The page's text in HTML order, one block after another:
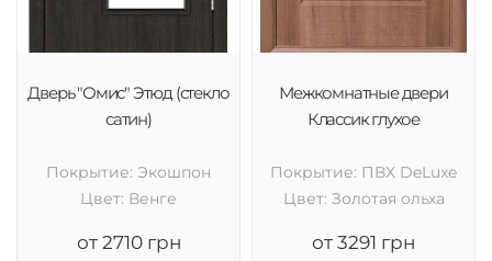
Дверь "Омис" Этюд (стекло
сатин)
Покрытие: Экошпон
Цвет: Венге
от 2710 грн
Межкомнатные двери
Классик глухое
Покрытие: ПВХ DeLuxe
Цвет: Золотая ольха
от 3291 грн